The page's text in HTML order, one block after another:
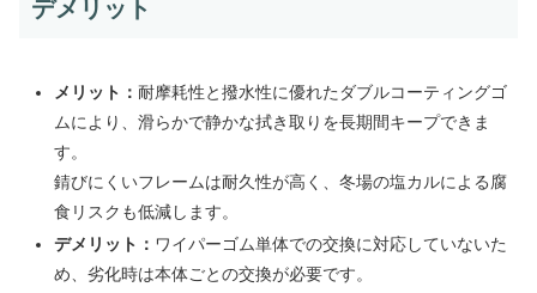
デメリット
メリット： 耐摩耗性と撥水性に優れたダブルコーティングゴ
ムにより、滑らかで静かな拭き取りを長期間キープできま
す。
錆びにくいフレームは耐久性が高く、冬場の塩カルによる腐
食リスクも低減します。
デメリット： ワイパーゴム単体での交換に対応していないた
め、劣化時は本体ごとの交換が必要です。